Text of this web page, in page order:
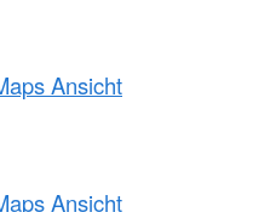
Ansicht
Ansicht